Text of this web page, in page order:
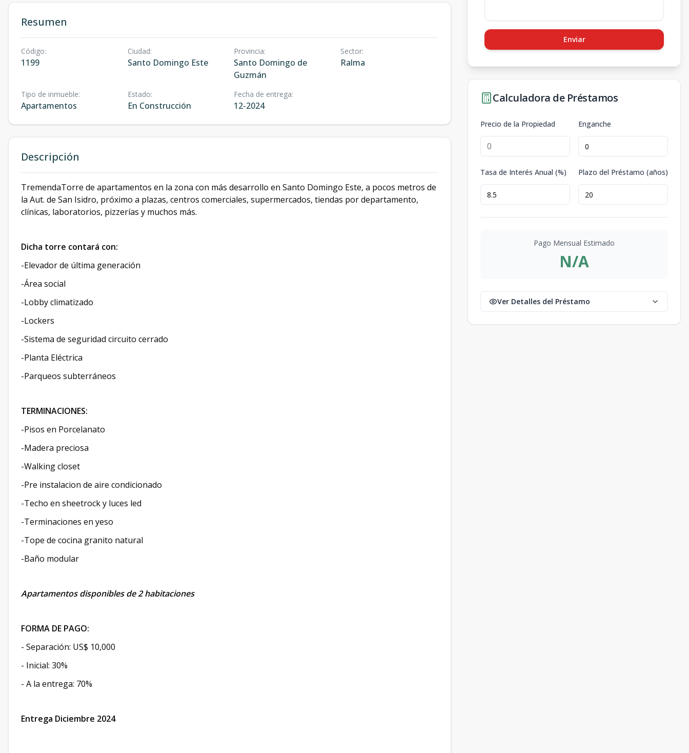
Resumen
Código:
1199
Ciudad:
Santo Domingo Este
Provincia:
Santo Domingo de
Guzmán
Sector:
Ralma
Tipo de inmueble:
Apartamentos
Estado:
En Construcción
Fecha de entrega:
12-2024
Descripción
TremendaTorre de apartamentos en la zona con más desarrollo en Santo Domingo Este, a pocos metros de
la Aut. de San Isidro, próximo a plazas, centros comerciales, supermercados, tiendas por departamento,
clínicas, laboratorios, pizzerías y muchos más.
Dicha torre contará con:
-Elevador de última generación
-Área social
-Lobby climatizado
-Lockers
-Sistema de seguridad circuito cerrado
-Planta Eléctrica
-Parqueos subterráneos
TERMINACIONES:
-Pisos en Porcelanato
-Madera preciosa
-Walking closet
-Pre instalacion de aire condicionado
-Techo en sheetrock y luces led
-Terminaciones en yeso
-Tope de cocina granito natural
-Baño modular
Apartamentos disponibles de 2 habitaciones
FORMA DE PAGO:
- Separación: US$ 10,000
- Inicial: 30%
- A la entrega: 70%
Entrega Diciembre 2024
Enviar
Calculadora de Préstamos
Precio de la Propiedad Enganche
Tasa de Interés Anual (%) Plazo del Préstamo (años)
Pago Mensual Estimado
N/A
Ver Detalles del Préstamo